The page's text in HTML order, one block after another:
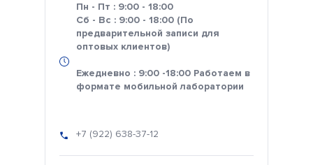
Пн - Пт : 9:00 - 18:00
Сб - Вс : 9:00 - 18:00 (По
предварительной записи для
оптовых клиентов)
Ежедневно : 9:00 -18:00 Работаем в
формате мобильной лаборатории
+7 (922) 638-37-12